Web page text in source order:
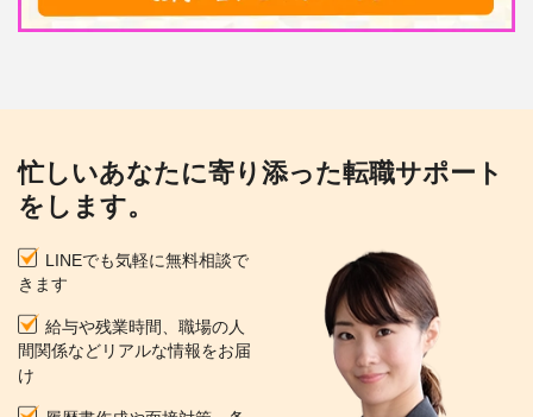
忙しいあなたに寄り添った転職サポート
をします。
LINEでも気軽に無料相談で
きます
給与や残業時間、職場の人
間関係などリアルな情報をお届
け